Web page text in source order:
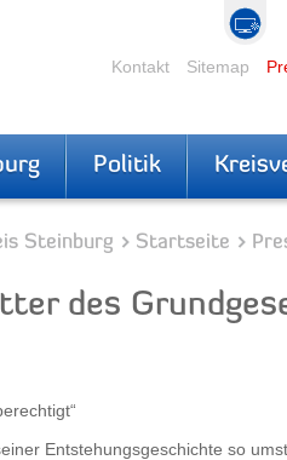
Kontakt Sitemap
Politik
Steinburg Startseite
des
Entstehungsgeschichte so